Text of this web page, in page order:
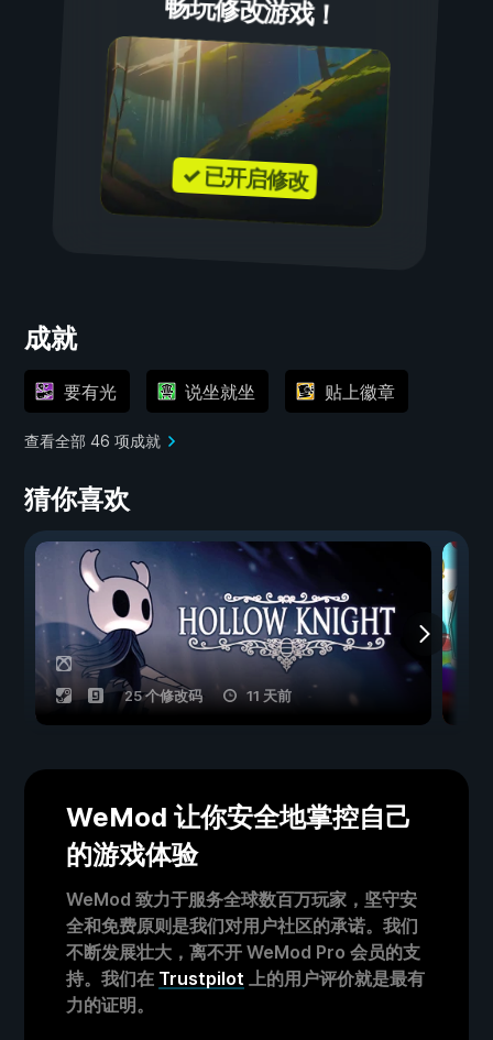
畅玩修改游戏！
✓ 已开启修改
成就
要有光 说坐就坐 贴上徽章
查看全部 46 项成就
猜你喜欢
25 个修改码 11 天前
WeMod 让你安全地掌控自己
的游戏体验
WeMod 致力于服务全球数百万玩家，坚守安
全和免费原则是我们对用户社区的承诺。我们
不断发展壮大，离不开 WeMod Pro 会员的支
持。我们在 Trustpilot 上的用户评价就是最有
力的证明。